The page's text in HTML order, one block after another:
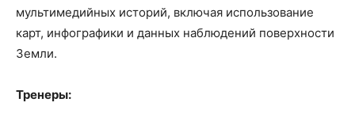
мультимедийных историй, включая использование
карт, инфографики и данных наблюдений поверхности
Земли.
Тренеры: